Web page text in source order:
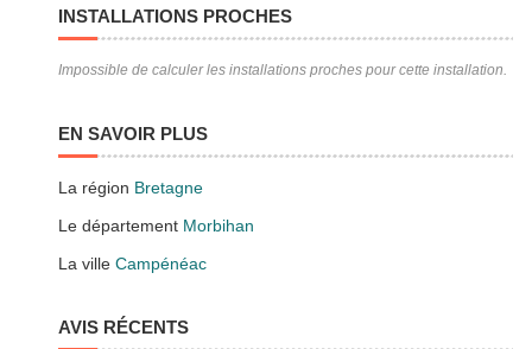
INSTALLATIONS PROCHES
Impossible de calculer les installations proches pour cette installation.
EN SAVOIR PLUS
La région Bretagne
Le département Morbihan
La villeCampénéac
AVIS RÉCENTS